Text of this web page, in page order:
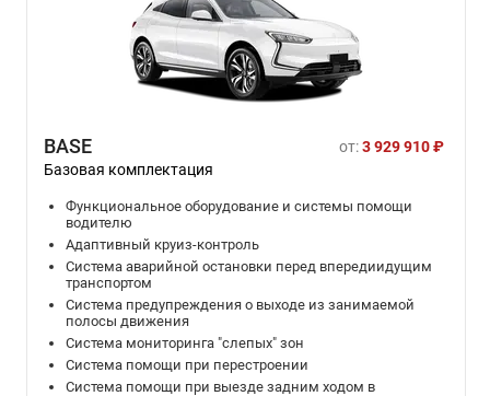
BASE от:3 929 910 ₽
Базовая комплектация
Функциональное оборудование и системы помощи
водителю
Адаптивный круиз-контроль
Система аварийной остановки перед впередиидущим
транспортом
Система предупреждения о выходе из занимаемой
полосы движения
Система мониторинга "слепых" зон
Система помощи при перестроении
Система помощи при выезде задним ходом в